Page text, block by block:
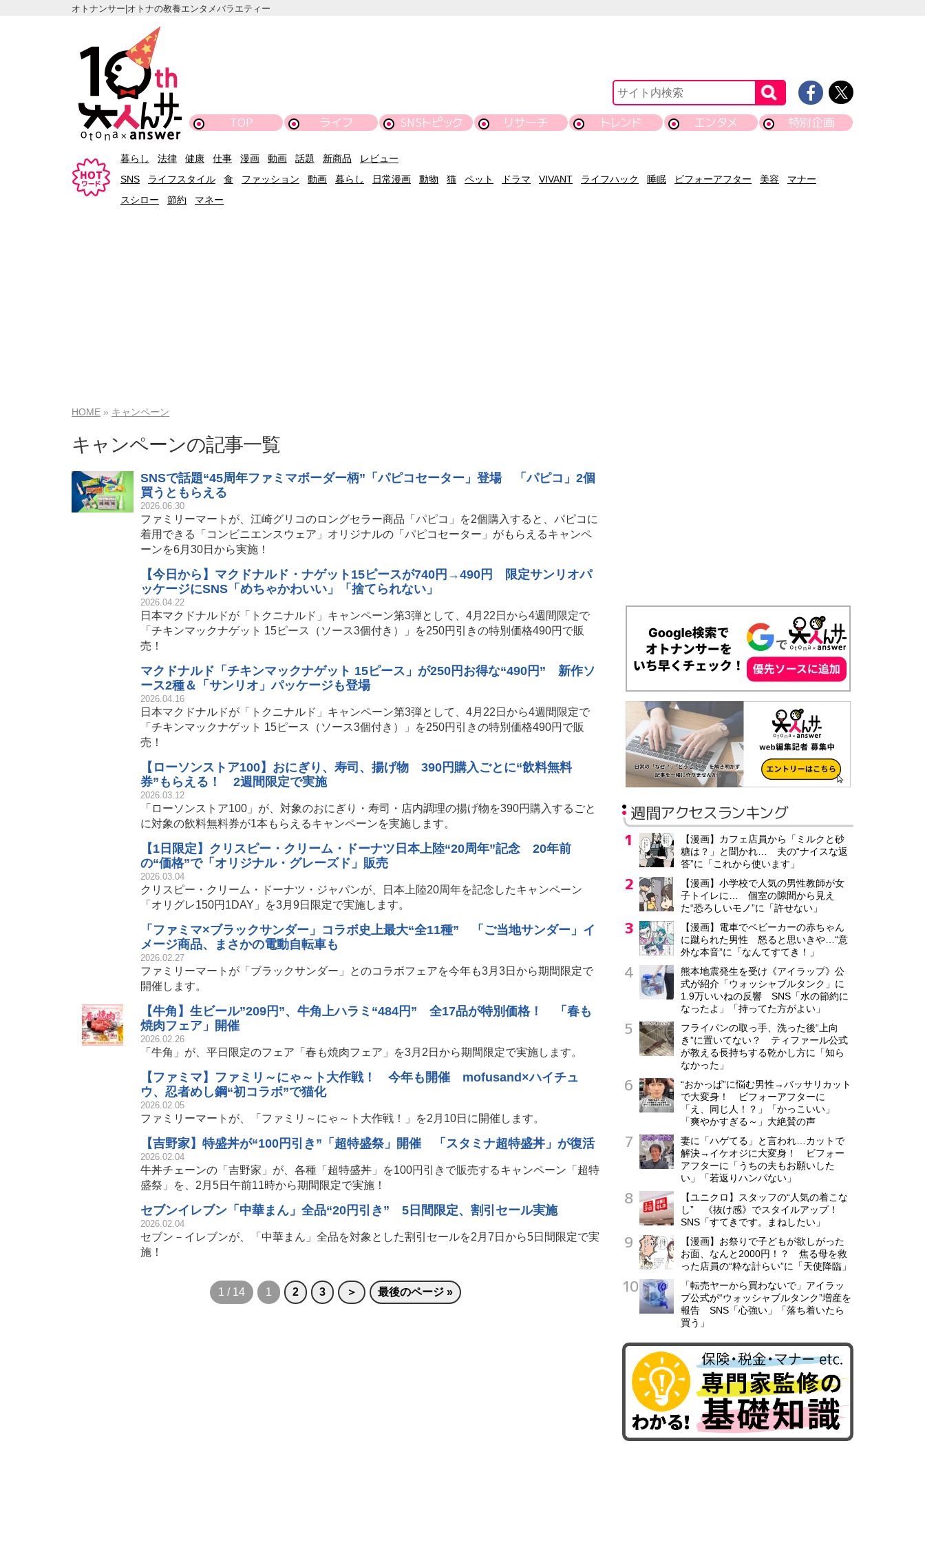
オトナンサー|オトナの教養エンタメバラエティー
TOP ライフ SNSトピック リサーチ トレンド エンタメ 特別企画
暮らし 法律 健康 仕事 漫画 動画 話題 新商品
レビュー
SNS
ライフスタイル 食 ファッション 動画 暮らし 日常漫画 動物 猫 ペット ドラマ VIVANT ライフハック 睡眠 ビフォーアフター 美容
マナー
スシロー
節約 マネー
HOME キャンペーン
キャンペーンの記事一覧
SNSで話題“45周年ファミマボーダー柄”「パピコセーター」登場 「パピコ」2個
買うともらえる
2026.06.30
ファミリーマートが、江崎グリコのロングセラー商品「パピコ」を2個購入すると、パピコに
着用できる「コンビニエンスウェア」オリジナルの「パピコセーター」がもらえるキャンペ
ーンを6月30日から実施！
【今日から】マクドナルド・ナゲット15ピースが740円→490円 限定サンリオパ
ッケージにSNS「めちゃかわいい」「捨てられない」
2026.04.22
日本マクドナルドが「トクニナルド」キャンペーン第3弾として、4月22日から4週間限定で
「チキンマックナゲット 15ピース（ソース3個付き）」を250円引きの特別価格490円で販
売！
マクドナルド「チキンマックナゲット 15ピース」が250円お得な“490円” 新作ソ
ース2種＆「サンリオ」パッケージも登場
2026.04.16
日本マクドナルドが「トクニナルド」キャンペーン第3弾として、4月22日から4週間限定で
「チキンマックナゲット 15ピース（ソース3個付き）」を250円引きの特別価格490円で販
売！
【ローソンストア100】おにぎり、寿司、揚げ物 390円購入ごとに“飲料無料
券”もらえる！ 2週間限定で実施
2026.03.12
「ローソンストア100」が、対象のおにぎり・寿司・店内調理の揚げ物を390円購入するごと
に対象の飲料無料券が1本もらえるキャンペーンを実施します。
【1日限定】クリスピー・クリーム・ドーナツ日本上陸“20周年”記念 20年前
の“価格”で「オリジナル・グレーズド」販売
2026.03.04
クリスピー・クリーム・ドーナツ・ジャパンが、日本上陸20周年を記念したキャンペーン
「オリグレ150円1DAY」を3月9日限定で実施します。
「ファミマ×ブラックサンダー」コラボ史上最大“全11種” 「ご当地サンダー」イ
メージ商品、まさかの電動自転車も
2026.02.27
ファミリーマートが「ブラックサンダー」とのコラボフェアを今年も3月3日から期間限定で
開催します。
【牛角】生ビール”209円”、牛角上ハラミ“484円” 全17品が特別価格！ 「春も
焼肉フェア」開催
2026.02.26
「牛角」が、平日限定のフェア「春も焼肉フェア」を3月2日から期間限定で実施します。
【ファミマ】ファミリ～にゃ～ト大作戦！ 今年も開催 mofusand×ハイチュ
ウ、忍者めし鋼“初コラボ”で猫化
2026.02.05
ファミリーマートが、「ファミリ～にゃ～ト大作戦！」を2月10日に開催します。
【吉野家】特盛丼が“100円引き”「超特盛祭」開催 「スタミナ超特盛丼」が復活
2026.02.04
牛丼チェーンの「吉野家」が、各種「超特盛丼」を100円引きで販売するキャンペーン「超特
盛祭」を、2月5日午前11時から期間限定で実施！
セブンイレブン「中華まん」全品“20円引き” 5日間限定、割引セール実施
2026.02.04
セブン－イレブンが、「中華まん」全品を対象とした割引セールを2月7日から5日間限定で実
施！
1 / 14 1 2 3 ＞ 最後のページ »
週間アクセスランキング
【漫画】カフェ店員から「ミルクと砂
糖は？」と聞かれ… 夫の“ナイスな返
答”に「これから使います」
【漫画】小学校で人気の男性教師が女
子トイレに… 個室の隙間から見え
た“恐ろしいモノ”に「許せない」
【漫画】電車でベビーカーの赤ちゃん
に蹴られた男性 怒ると思いきや…“意
外な本音”に「なんてすてき！」
熊本地震発生を受け《アイラップ》公
式が紹介「ウォッシャブルタンク」に
1.9万いいねの反響 SNS「水の節約に
なったよ」「持ってた方がよい」
フライパンの取っ手、洗った後“上向
き”に置いてない？ ティファール公式
が教える長持ちする乾かし方に「知ら
なかった」
“おかっぱ”に悩む男性→バッサリカット
で大変身！ ビフォーアフターに
「え、同じ人！？」「かっこいい」
「爽やかすぎる～」大絶賛の声
妻に「ハゲてる」と言われ…カットで
解決→イケオジに大変身！ ビフォー
アフターに「うちの夫もお願いした
い」「若返りハンパない」
【ユニクロ】スタッフの“人気の着こな
し” 《抜け感》でスタイルアップ！
SNS「すてきです。まねしたい」
【漫画】お祭りで子どもが欲しがった
お面、なんと2000円！？ 焦る母を救
った店員の“粋な計らい”に「天使降臨」
「転売ヤーから買わないで」アイラッ
プ公式が“ウォッシャブルタンク”増産を
報告 SNS「心強い」「落ち着いたら
買う」